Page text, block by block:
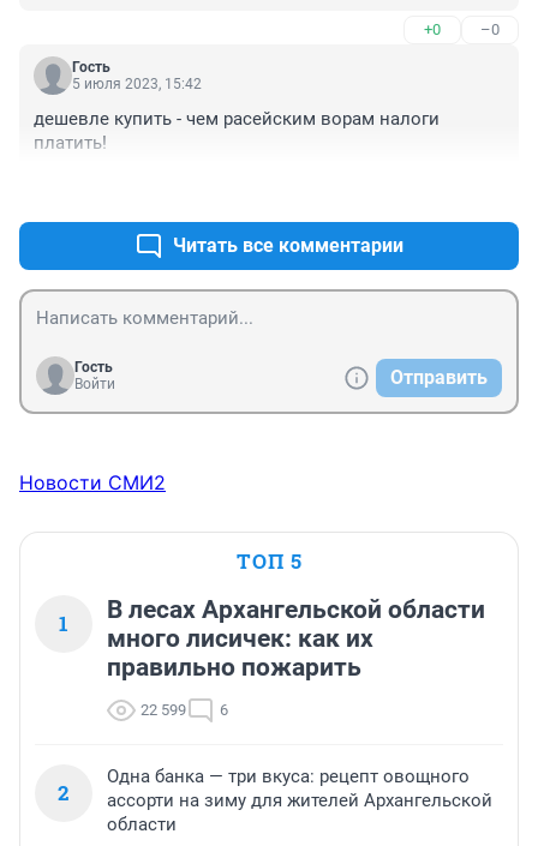
+0 –0
Гость
5 июля 2023, 15:42
дешевле купить - чем расейским ворам налоги
платить!
Читать все комментарии
Гость
Войти
Отправить
Новости СМИ2
ТОП 5
1
В лесах Архангельской области
много лисичек: как их
правильно пожарить
22 599 6
2
Одна банка — три вкуса: рецепт овощного
ассорти на зиму для жителей Архангельской
области